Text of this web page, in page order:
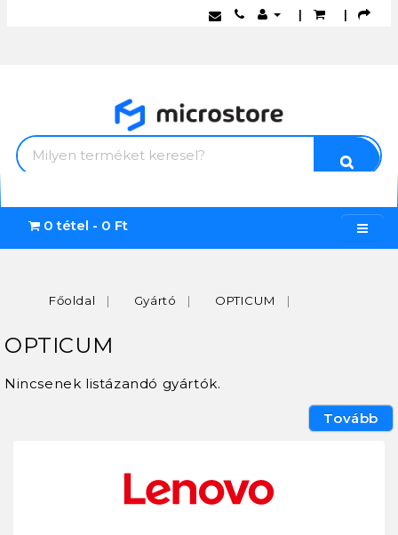
| |
0 tétel - 0 Ft
Főoldal Gyártó OPTICUM
OPTICUM
Nincsenek listázandó gyártók.
Tovább